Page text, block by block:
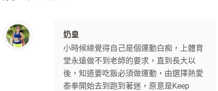
奶皇
小時候總覺得自己是個運動白痴，上體育
堂永遠做不到老師的要求，直到長大以
後，知道要吃飯必須做運動，由選擇熱愛
泰拳開始去到跑到著迷，原意是Keep